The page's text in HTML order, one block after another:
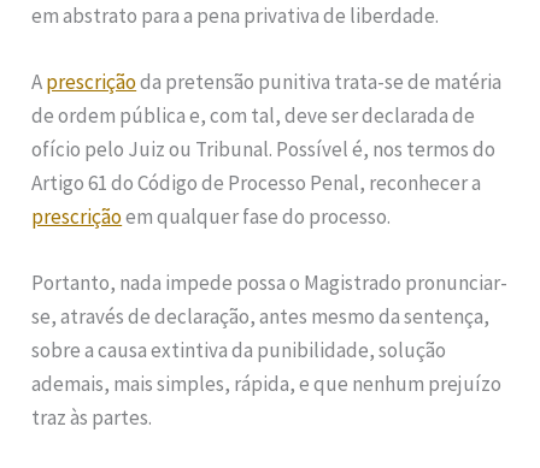
em abstrato para a pena privativa de liberdade.
Aprescriçãoda pretensão punitiva trata-se de matéria
de ordem pública e, com tal, deve ser declarada de
ofício pelo Juiz ou Tribunal. Possível é, nos termos do
Artigo 61 do Código de Processo Penal, reconhecer a
prescriçãoem qualquer fase do processo.
Portanto, nada impede possa o Magistrado pronunciar-
se, através de declaração, antes mesmo da sentença,
sobre a causa extintiva da punibilidade, solução
ademais, mais simples, rápida, e que nenhum prejuízo
traz às partes.